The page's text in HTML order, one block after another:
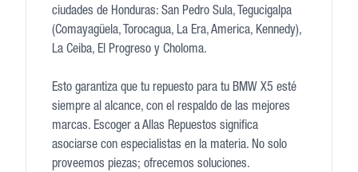
ciudades de Honduras: San Pedro Sula, Tegucigalpa
(Comayagüela, Torocagua, La Era, America, Kennedy),
La Ceiba, El Progreso y Choloma.
Esto garantiza que tu repuesto para tu BMW X5 esté
siempre al alcance, con el respaldo de las mejores
marcas. Escoger a Allas Repuestos significa
asociarse con especialistas en la materia. No solo
proveemos piezas; ofrecemos soluciones.